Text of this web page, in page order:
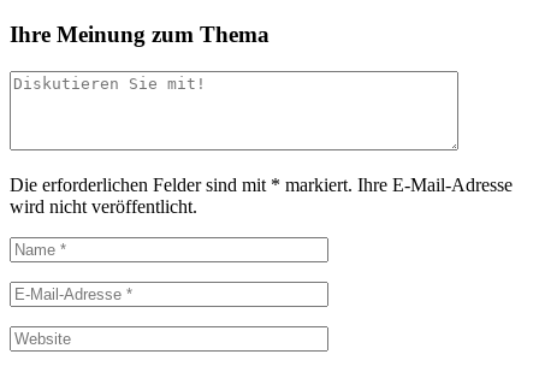
Ihre Meinung zum Thema
Die erforderlichen Felder sind mit * markiert. Ihre E-Mail-Adresse
wird nicht veröffentlicht.